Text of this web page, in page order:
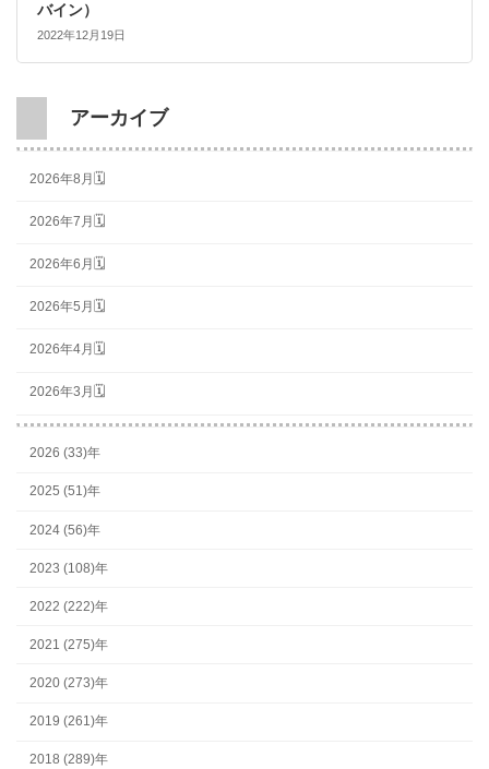
バイン）
2022年12月19日
アーカイブ
2026年8月🗓
2026年7月🗓
2026年6月🗓
2026年5月🗓
2026年4月🗓
2026年3月🗓
2026 (33)年
2025 (51)年
2024 (56)年
2023 (108)年
2022 (222)年
2021 (275)年
2020 (273)年
2019 (261)年
2018 (289)年